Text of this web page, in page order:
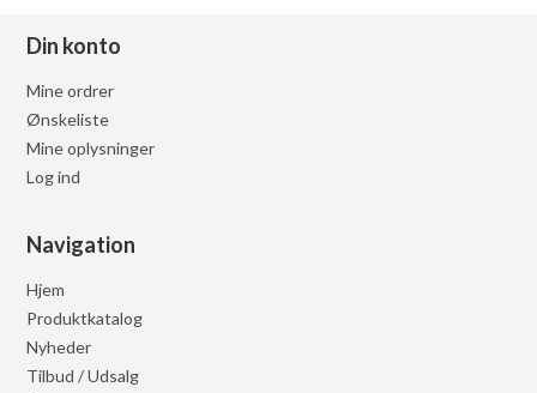
Din konto
Mine ordrer
Ønskeliste
Mine oplysninger
Log ind
Navigation
Hjem
Produktkatalog
Nyheder
Tilbud / Udsalg